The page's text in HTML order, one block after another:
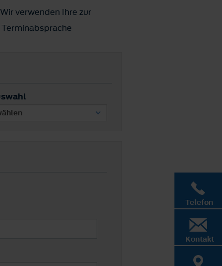
verwenden Ihre zur
Telefon
Kontakt